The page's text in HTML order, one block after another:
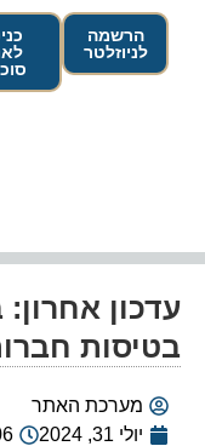
הרשמה
לניוזלטר
עדכון אחרון:
בטיסות
מערכת האתר
יולי 31, 2024